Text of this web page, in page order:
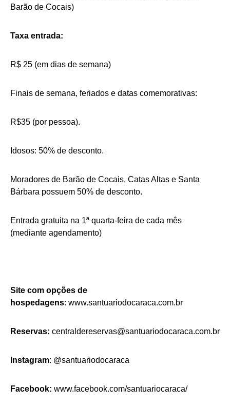
Barão de Cocais)
Taxa entrada:
R$ 25 (em dias de semana)
Finais de semana, feriados e datas comemorativas:
R$35 (por pessoa).
Idosos: 50% de desconto.
Moradores de Barão de Cocais, Catas Altas e Santa
Bárbara possuem 50% de desconto.
Entrada gratuita na 1ª quarta-feira de cada mês
(mediante agendamento)
Site com opções de
hospedagens: www.santuariodocaraca.com.br
Reservas: centraldereservas@santuariodocaraca.com.br
Instagram: @santuariodocaraca
Facebook: www.facebook.com/santuariocaraca/